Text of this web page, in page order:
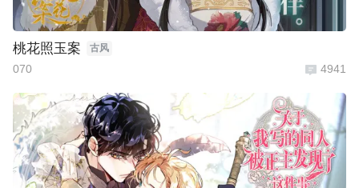
桃花照玉案 古风
070 4941